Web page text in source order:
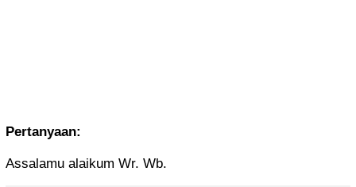
Pertanyaan:
Assalamu alaikum Wr. Wb.